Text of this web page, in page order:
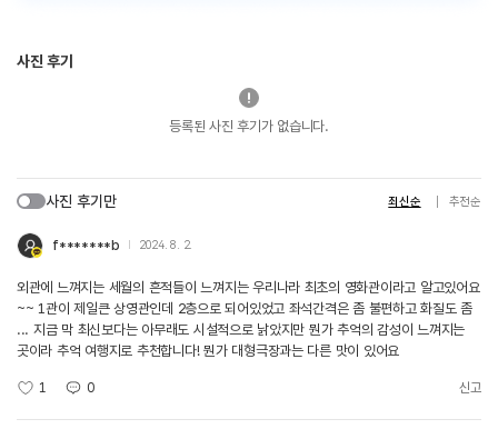
사진 후기
등록된 사진 후기가 없습니다.
사진 후기만 최신순 추천순
f*******b 2024. 8. 2.
외관에 느껴지는 세월의 흔적들이 느껴지는 우리나라 최초의 영화관이라고 알고있어요
~~ 1관이 제일큰 상영관인데 2층으로 되어있었고 좌석간격은 좀 불편하고 화질도 좀
... 지금 막 최신보다는 아무래도 시설적으로 낡았지만 뭔가 추억의 감성이 느껴지는
곳이라 추억 여행지로 추천합니다! 뭔가 대형극장과는 다른 맛이 있어요
1 0 신고